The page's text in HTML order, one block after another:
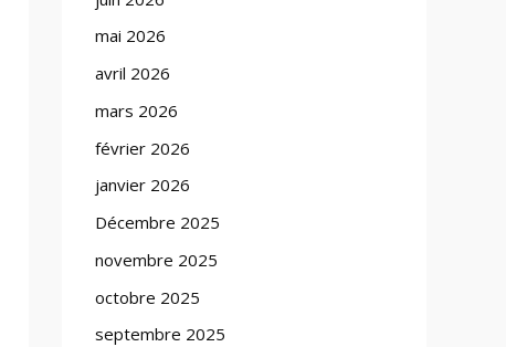
mai 2026
avril 2026
mars 2026
février 2026
janvier 2026
Décembre 2025
novembre 2025
octobre 2025
septembre 2025